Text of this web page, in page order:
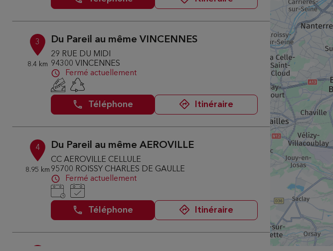
3
8.4 km
Du Pareil au même VINCENNES
29 RUE DU MIDI
94300 VINCENNES
Fermé actuellement
Téléphone Itinéraire
4
8.95 km
Du Pareil au même AEROVILLE
CC AEROVILLE CELLULE
95700 ROISSY CHARLES DE GAULLE
Fermé actuellement
Téléphone Itinéraire